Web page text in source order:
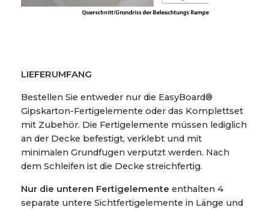
LIEFERUMFANG
Bestellen Sie entweder nur die EasyBoard®
Gipskarton-Fertigelemente oder das Komplettset
mit Zubehör. Die Fertigelemente müssen lediglich
an der Decke befestigt, verklebt und mit
minimalen Grundfugen verputzt werden. Nach
dem Schleifen ist die Decke streichfertig.
Nur die unteren Fertigelemente enthalten 4
separate untere Sichtfertigelemente in Länge und